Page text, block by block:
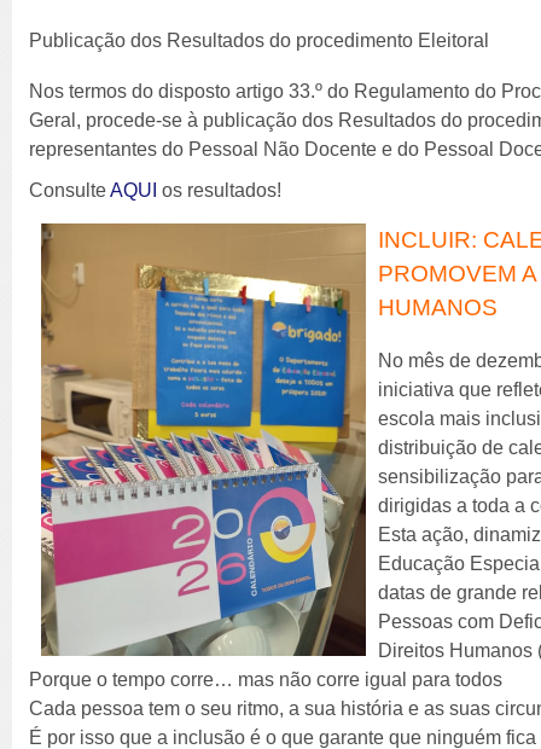
Publicação dos Resultados do procedimento Eleitoral
Nos termos do disposto artigo 33.º do Regulamento do
Geral, procede-se à publicação dos Resultados do
representantes do Pessoal Não Docente e do Pessoal
ConsulteAQUI os resultados!
INCLUIR:
PROMOVEM
HUMANOS
No mês de
iniciativa que
escola mais
distribuição de
sensibilização
dirigidas a toda a
Esta ação,
Educação
datas de grande
Pessoas com
Direitos Humanos
Porque o tempo corre… mas não corre igual para todos
Cada pessoa tem o seu ritmo, a sua história e as suas
É por isso que a inclusão é o que garante que ninguém